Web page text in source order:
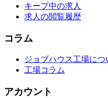
キープ中の求人
求人の閲覧履歴
コラム
ジョブハウス工場につ
工場コラム
アカウント